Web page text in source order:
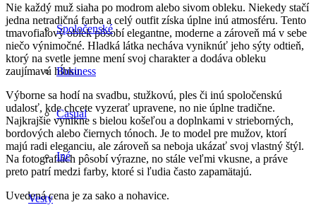
Spoločenské
Business
Casual
Iné
Vesty
Nie každý muž siaha po modrom alebo sivom obleku. Niekedy stačí
jedna netradičná farba a celý outfit získa úplne inú atmosféru. Tento
tmavofialový oblek pôsobí elegantne, moderne a zároveň má v sebe
niečo výnimočné. Hladká látka necháva vyniknúť jeho sýty odtieň,
ktorý na svetle jemne mení svoj charakter a dodáva obleku
zaujímavú hĺbku.
Výborne sa hodí na svadbu, stužkovú, ples či inú spoločenskú
udalosť, kde chcete vyzerať upravene, no nie úplne tradične.
Najkrajšie vynikne s bielou košeľou a doplnkami v strieborných,
bordových alebo čiernych tónoch. Je to model pre mužov, ktorí
majú radi eleganciu, ale zároveň sa neboja ukázať svoj vlastný štýl.
Na fotografiách pôsobí výrazne, no stále veľmi vkusne, a práve
preto patrí medzi farby, ktoré si ľudia často zapamätajú.
Uvedená cena je za sako a nohavice.